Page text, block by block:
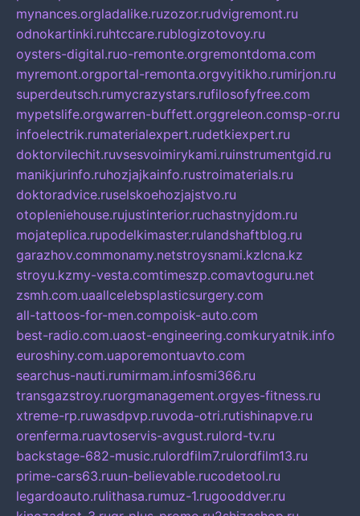
mynances.orgladalike.ruzozor.rudvigremont.ru
odnokartinki.ruhtccare.rublogizotovoy.ru
oysters-digital.ruo-remonte.orgremontdoma.com
myremont.orgportal-remonta.orgvyitikho.rumirjon.ru
superdeutsch.rumycrazystars.rufilosofyfree.com
mypetslife.orgwarren-buffett.orggreleon.comsp-or.ru
infoelectrik.rumaterialexpert.rudetkiexpert.ru
doktorvilechit.ruvsesvoimirykami.ruinstrumentgid.ru
manikjurinfo.ruhozjajkainfo.rustroimaterials.ru
doktoradvice.ruselskoehozjajstvo.ru
otopleniehouse.rujustinterior.ruchastnyjdom.ru
mojateplica.rupodelkimaster.rulandshaftblog.ru
garazhov.commonamy.netstroysnami.kzlcna.kz
stroyu.kzmy-vesta.comtimeszp.comavtoguru.net
zsmh.com.uaallcelebsplasticsurgery.com
all-tattoos-for-men.compoisk-auto.com
best-radio.com.uaost-engineering.comkuryatnik.info
euroshiny.com.uaporemontuavto.com
searchus-nauti.rumirmam.infosmi366.ru
transgazstroy.ruorgmanagement.orgyes-fitness.ru
xtreme-rp.ruwasdpvp.ruvoda-otri.rutishinapve.ru
orenferma.ruavtoservis-avgust.rulord-tv.ru
backstage-682-music.rulordfilm7.rulordfilm13.ru
prime-cars63.ruun-believable.rucodetool.ru
legardoauto.rulithasa.rumuz-1.rugooddver.ru